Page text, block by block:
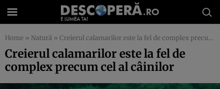
Home » Natură » Creierul calamarilor este la fel de complex precum cel al câinilor
Creierul calamarilor este la fel de
complex precum cel al câinilor